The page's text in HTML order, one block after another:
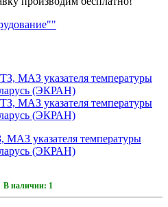
указателя температуры
(ЭКРАН)
В наличии: 1